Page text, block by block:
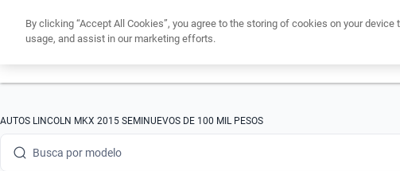
AUTOS LINCOLN MKX 2015 SEMINUEVOS DE 100 MIL PESOS
Busca por marca
Busca por modelo
By clicking “Accept All Cookies”, you agree to the storing of cookies on your
usage, and assist in our marketing efforts.